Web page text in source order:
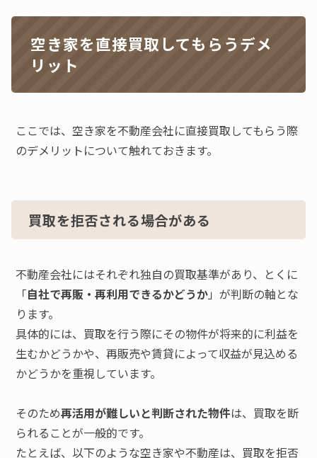
空き家を直接買取してもらうデメ
リット
ここでは、空き家を不動産会社に直接買取してもらう際
のデメリットについて触れておきます。
買取を拒否される場合がある
不動産会社にはそれぞれ独自の買取基準があり、とくに
「自社で再販・再利用できるかどうか」が判断の軸とな
ります。
具体的には、買取を行う際にその物件が将来的に利益を
生むかどうかや、再販売や賃貸によって収益が見込める
かどうかを重視しています。
そのため再活用が難しいと判断された物件は、買取を断
られることが一般的です。
たとえば、以下のような空き家や不動産は、買取を拒否